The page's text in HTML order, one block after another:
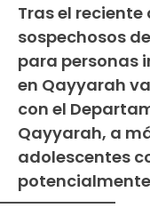
Tras el
sospechosos
para personas
en Qayyarah
con el
Qayyarah, a
adolescentes